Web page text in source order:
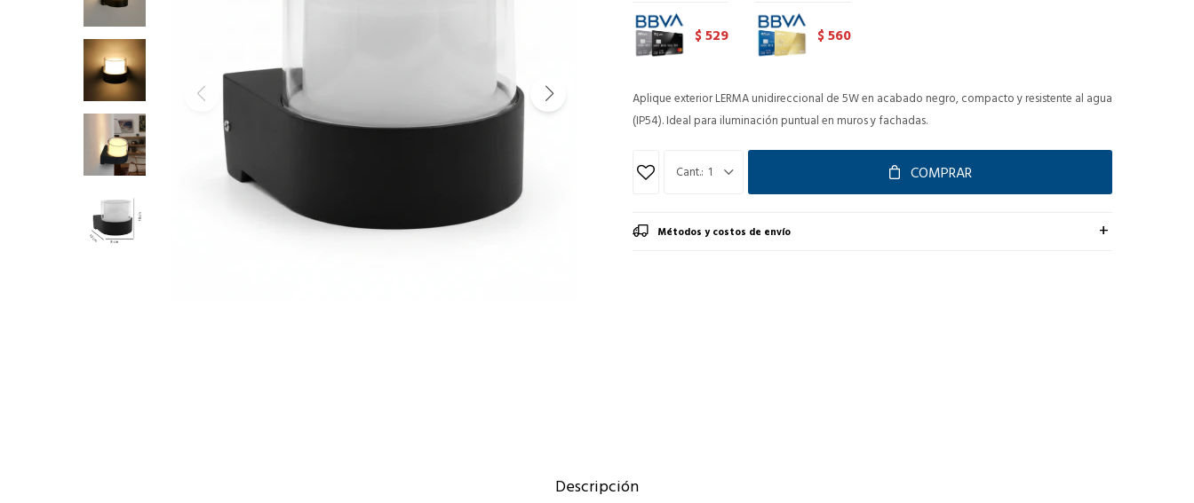
$529 $560
Aplique exterior LERMA unidireccional de 5W en acabado negro, compacto y resistente al agua
(IP54). Ideal para iluminación puntual en muros y fachadas.
1 COMPRAR
Métodos y costos de envío
Descripción